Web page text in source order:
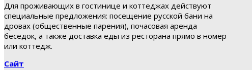
Для проживающих в гостинице и коттеджах действуют
специальные предложения: посещение русской бани на
дровах (общественные парения), почасовая аренда
беседок, а также доставка еды из ресторана прямо в номер
или коттедж.
Сайт